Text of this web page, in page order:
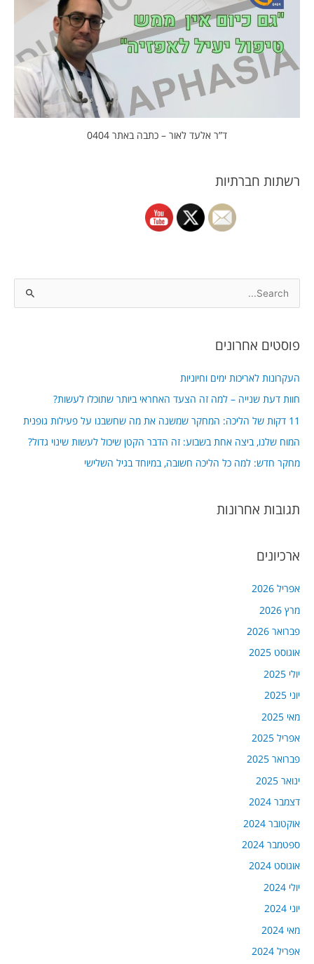
ד”ר אלעד לאור – כתבה באתר 0404
רשתות חברתיות
r
o
r
:
פוסטים אחרונים
העקרונות לאריכות ימים וחיוניות
חוות דעת שנייה – למה זה הצעד האחראי ביותר שתוכלו לעשות?
11 דקות של הליכה: המחקר שמשנה את מה שחשבנו על פעילות גופנית
המוח שלנו, ביצה אחת בשבוע: זה הדבר הקטן שיכול לעשות שינוי גדול?
מחקר חדש: למה כל הליכה חשובה, במיוחד בגיל השלישי
תגובות אחרונות
ארכיונים
אפריל 2026
מרץ 2026
פברואר 2026
אוגוסט 2025
יולי 2025
יוני 2025
מאי 2025
אפריל 2025
פברואר 2025
ינואר 2025
דצמבר 2024
אוקטובר 2024
ספטמבר 2024
אוגוסט 2024
יולי 2024
יוני 2024
מאי 2024
אפריל 2024